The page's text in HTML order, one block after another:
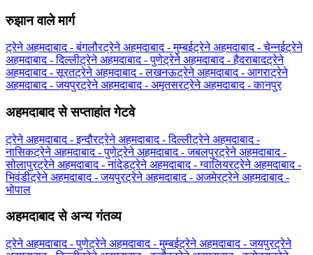
रुझान वाले मार्ग
ट्रेने अहमदाबाद - बंगलौरट्रेने अहमदाबाद - मुम्बईट्रेने अहमदाबाद - चेन्नईट्रेने
अहमदाबाद - दिल्लीट्रेने अहमदाबाद - पुणेट्रेने अहमदाबाद - हैदराबादट्रेने
अहमदाबाद - सूरतट्रेने अहमदाबाद - लखनऊट्रेने अहमदाबाद - आगराट्रेने
अहमदाबाद - जयपुरट्रेने अहमदाबाद - अमृतसरट्रेने अहमदाबाद - कानपुर
अहमदाबाद से सप्ताहांत गेटवे
ट्रेने अहमदाबाद - इन्दौरट्रेने अहमदाबाद - दिल्लीट्रेने अहमदाबाद -
नासिकट्रेने अहमदाबाद - पुणेट्रेने अहमदाबाद - जबलपुरट्रेने अहमदाबाद -
सोलापुरट्रेने अहमदाबाद - नांदेड़ट्रेने अहमदाबाद - ग्‍वालियरट्रेने अहमदाबाद -
भिवंडीट्रेने अहमदाबाद - जयपुरट्रेने अहमदाबाद - अजमेरट्रेने अहमदाबाद -
भोपाल
अहमदाबाद से अन्य गंतव्य
ट्रेने अहमदाबाद - पुणेट्रेने अहमदाबाद - मुम्बईट्रेने अहमदाबाद - जयपुरट्रेने